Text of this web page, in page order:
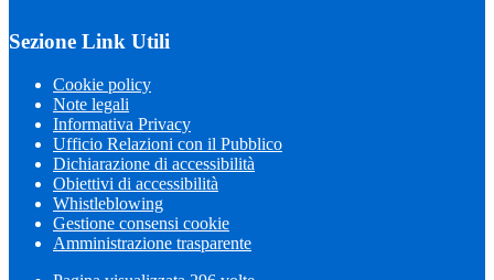
Sezione Link Utili
Cookie policy
Note legali
Informativa Privacy
Ufficio Relazioni con il Pubblico
Dichiarazione di accessibilità
Obiettivi di accessibilità
Whistleblowing
Gestione consensi cookie
Amministrazione trasparente